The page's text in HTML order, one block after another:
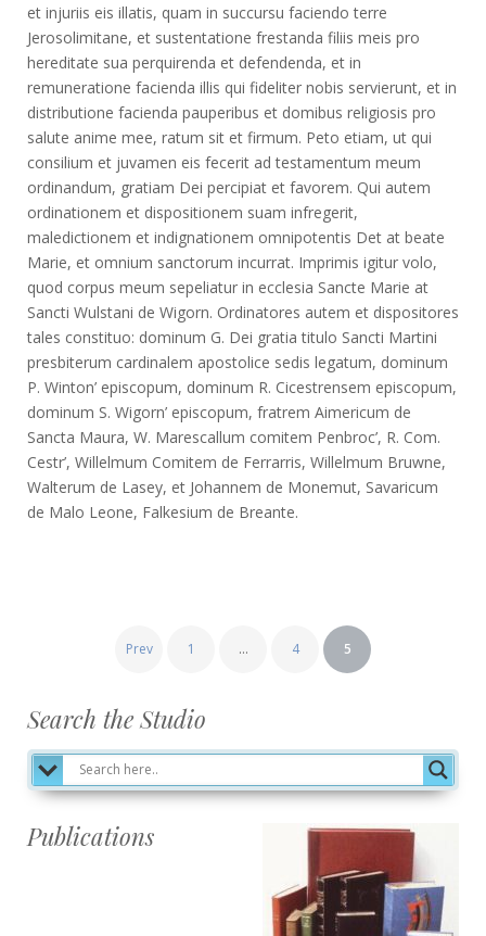
et injuriis eis illatis, quam in succursu faciendo terre
Jerosolimitane, et sustentatione frestanda filiis meis pro
hereditate sua perquirenda et defendenda, et in
remuneratione facienda illis qui fideliter nobis servierunt, et in
distributione facienda pauperibus et domibus religiosis pro
salute anime mee, ratum sit et firmum. Peto etiam, ut qui
consilium et juvamen eis fecerit ad testamentum meum
ordinandum, gratiam Dei percipiat et favorem. Qui autem
ordinationem et dispositionem suam infregerit,
maledictionem et indignationem omnipotentis Det at beate
Marie, et omnium sanctorum incurrat. Imprimis igitur volo,
quod corpus meum sepeliatur in ecclesia Sancte Marie at
Sancti Wulstani de Wigorn. Ordinatores autem et dispositores
tales constituo: dominum G. Dei gratia titulo Sancti Martini
presbiterum cardinalem apostolice sedis legatum, dominum
P. Winton’ episcopum, dominum R. Cicestrensem episcopum,
dominum S. Wigorn’ episcopum, fratrem Aimericum de
Sancta Maura, W. Marescallum comitem Penbroc’, R. Com.
Cestr’, Willelmum Comitem de Ferrarris, Willelmum Bruwne,
Walterum de Lasey, et Johannem de Monemut, Savaricum
de Malo Leone, Falkesium de Breante.
Prev 1 … 4 5
Search the Studio
Publications